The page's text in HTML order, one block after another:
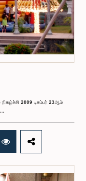
2009 டிசம்பர் 23ஆம்